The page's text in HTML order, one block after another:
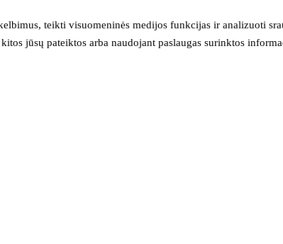
teikti visuomeninės medijos funkcijas ir analizuoti
jūsų pateiktos arba naudojant paslaugas surinktos